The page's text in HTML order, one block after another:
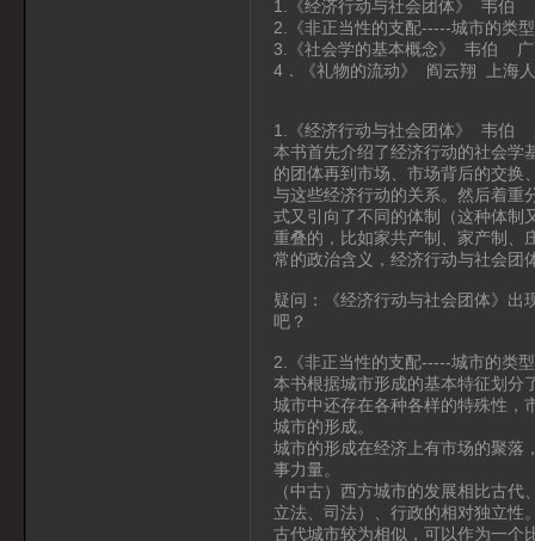
1.《经济行动与社会团体》 韦伯
2.《非正当性的支配-----城市的
3.《社会学的基本概念》 韦伯 广
4．《礼物的流动》 阎云翔 上海
1.《经济行动与社会团体》 韦伯
本书首先介绍了经济行动的社会学
的团体再到市场、市场背后的交换
与这些经济行动的关系。然后着重
式又引向了不同的体制（这种体制
重叠的，比如家共产制、家产制、
常的政治含义，经济行动与社会团
疑问：《经济行动与社会团体》出
吧？
2.《非正当性的支配-----城市的
本书根据城市形成的基本特征划分
城市中还存在各种各样的特殊性，
城市的形成。
城市的形成在经济上有市场的聚落
事力量。
（中古）西方城市的发展相比古
立法、司法）、行政的相对独立性
古代城市较为相似，可以作为一个